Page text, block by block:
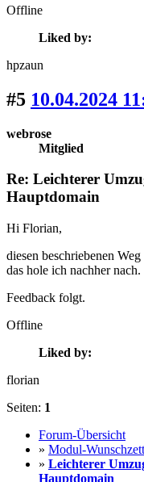
Offline
Liked by:
hpzaun
#5 10.04.2024
webrose
Mitglied
Re: Leichterer
Hauptdomain
Hi Florian,
diesen beschriebenen
das hole ich nachher nach.
Feedback folgt.
Offline
Liked by:
florian
Seiten: 1
Forum-Übersicht
» Modul-
» Leichterer
Hauptdomain